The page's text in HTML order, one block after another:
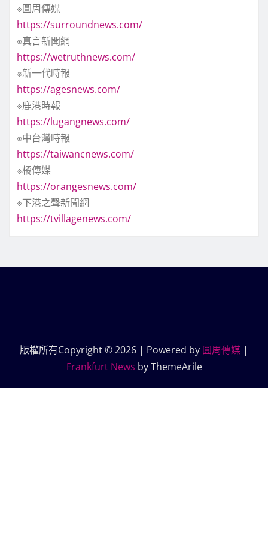
※圓周傳媒
https://surroundnews.com/
※真言新聞網
https://wetruthnews.com/
※新一代時報
https://agesnews.com/
※鹿港時報
https://lugangnews.com/
※中台灣時報
https://taiwancnews.com/
※橘傳媒
https://orangesnews.com/
※下港之聲新聞網
https://tvillagenews.com/
版權所有Copyright © 2026 | Powered by 圓周傳媒 |
Frankfurt News by ThemeArile